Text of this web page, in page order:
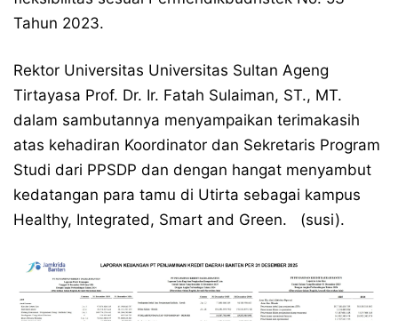
Tahun 2023.
Rektor Universitas Universitas Sultan Ageng
Tirtayasa Prof. Dr. Ir. Fatah Sulaiman, ST., MT.
dalam sambutannya menyampaikan terimakasih
atas kehadiran Koordinator dan Sekretaris Program
Studi dari PPSDP dan dengan hangat menyambut
kedatangan para tamu di Utirta sebagai kampus
Healthy, Integrated, Smart and Green. (susi).